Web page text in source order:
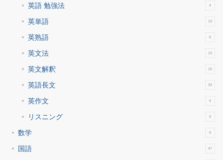
英語 勉強法 4
英単語 13
英熟語 6
英文法 13
英文解釈 16
英語長文 33
英作文 4
リスニング 3
数学 9
国語 47